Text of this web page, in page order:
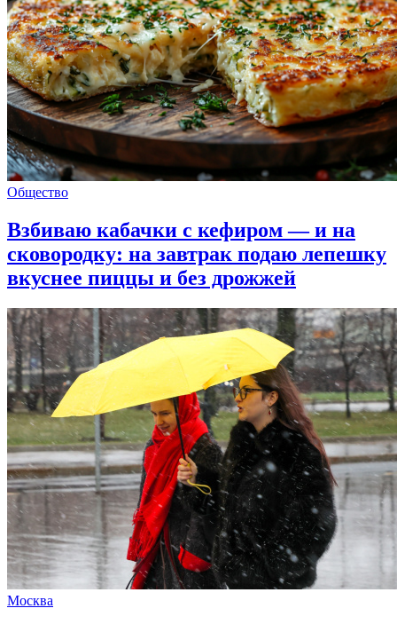
Общество
Взбиваю кабачки с кефиром — и на
сковородку: на завтрак подаю лепешку
вкуснее пиццы и без дрожжей
Москва